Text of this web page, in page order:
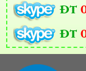
ĐT
ĐT